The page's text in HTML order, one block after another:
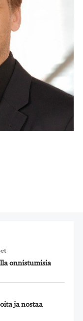
onnistumisia
ja nostaa